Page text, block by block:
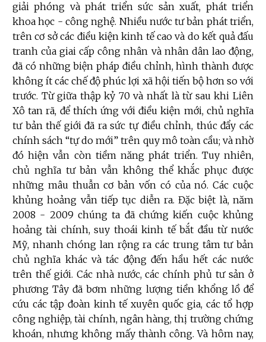
giải phóng và phát triển sức sản xuất, phát triển
khoa học - công nghệ. Nhiều nước tư bản phát triển,
trên cơ sở các điều kiện kinh tế cao và do kết quả đấu
tranh của giai cấp công nhân và nhân dân lao động,
đã có những biện pháp điều chỉnh, hình thành được
không ít các chế độ phúc lợi xã hội tiến bộ hơn so với
trước. Từ giữa thập kỷ 70 và nhất là từ sau khi Liên
Xô tan rã, để thích ứng với điều kiện mới, chủ nghĩa
tư bản thế giới đã ra sức tự điều chỉnh, thúc đẩy các
chính sách “tự do mới” trên quy mô toàn cầu; và nhờ
đó hiện vẫn còn tiềm năng phát triển. Tuy nhiên,
chủ nghĩa tư bản vẫn không thể khắc phục được
những mâu thuẫn cơ bản vốn có của nó. Các cuộc
khủng hoảng vẫn tiếp tục diễn ra. Đặc biệt là, năm
2008 - 2009 chúng ta đã chứng kiến cuộc khủng
hoảng tài chính, suy thoái kinh tế bắt đầu từ nước
Mỹ, nhanh chóng lan rộng ra các trung tâm tư bản
chủ nghĩa khác và tác động đến hầu hết các nước
trên thế giới. Các nhà nước, các chính phủ tư sản ở
phương Tây đã bơm những lượng tiền khổng lồ để
cứu các tập đoàn kinh tế xuyên quốc gia, các tổ hợp
công nghiệp, tài chính, ngân hàng, thị trường chứng
khoán, nhưng không mấy thành công. Và hôm nay,